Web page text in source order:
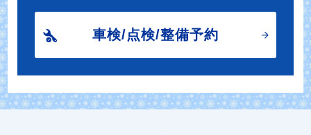
車検/点検/整備予約